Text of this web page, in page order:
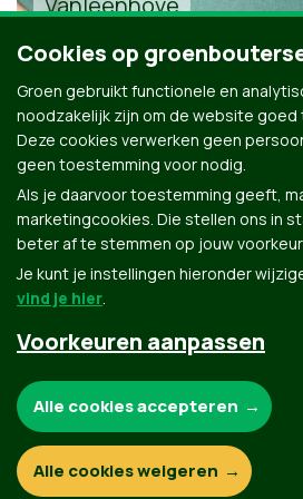
Alle kandidaten uit
Groen.be
© Copyright Groen 2026 | Gemaakt met NationBuilder
Contact
Cookies op
Groen gebruikt functionele en
noodzakelijk zijn om de website
Deze cookies verwerken geen
geen toestemming voor nodig.
Als je daarvoor toestemming geeft,
marketingcookies. Die stellen ons in
beter af te stemmen op jouw
Je kunt je instellingen hieronder
vind je hier.
Voorkeuren aanpassen
Functionele en analytische cookies:
Alle cookies accepteren
Alle cookies weigeren